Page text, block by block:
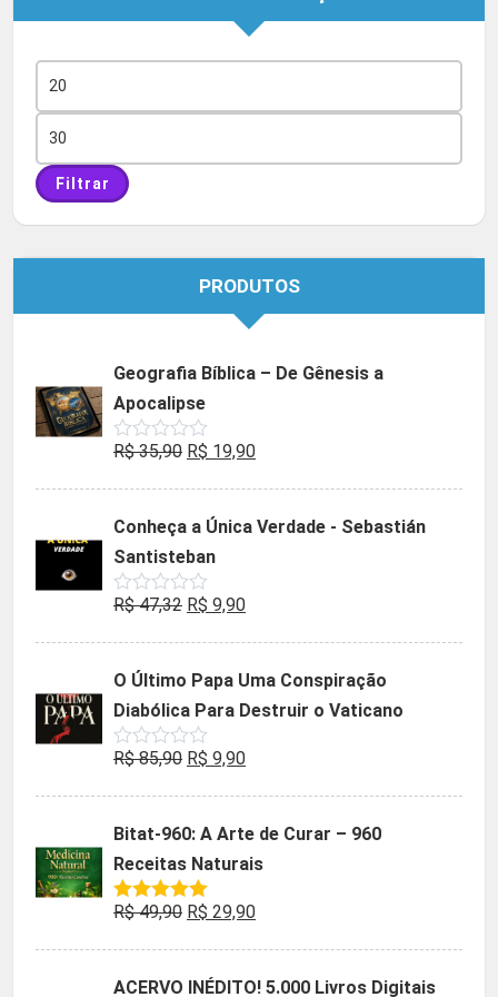
mínimo
máximo
Filtrar
PRODUTOS
Geografia Bíblica – De Gênesis a
Apocalipse
Avaliação
de
R$35,90 O
era:
R$ 35,90.
R$ 19,90O
é:
Conheça a Única Verdade - Sebastián
Santisteban
Avaliação
de
R$47,32 O
era:
R$ 47,32.
R$ 9,90O
é:
R$ 9,90.
O Último Papa Uma Conspiração
Diabólica Para Destruir o Vaticano
Avaliação
de
R$85,90 O
era:
R$ 85,90.
R$ 9,90O
é:
R$ 9,90.
Bitat-960: A Arte de Curar – 960
Receitas Naturais
Avaliação
R$49,90 O
R$ 29,90O
ACERVO INÉDITO! 5.000 Livros Digitais